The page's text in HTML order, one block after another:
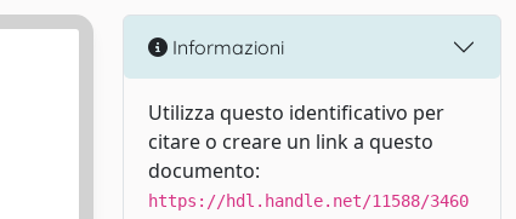
Informazioni
Utilizza questo identificativo per
citare o creare un link a questo
documento:
https://hdl.handle.net/11588/3460